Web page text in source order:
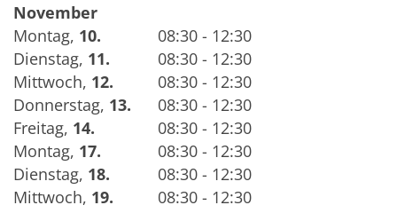
November
Montag, 10.
08:30 - 12:30
Dienstag, 11.
08:30 - 12:30
Mittwoch, 12.
08:30 - 12:30
Donnerstag, 13.
08:30 - 12:30
Freitag, 14.
08:30 - 12:30
Montag, 17.
08:30 - 12:30
Dienstag, 18.
08:30 - 12:30
Mittwoch, 19.
08:30 - 12:30